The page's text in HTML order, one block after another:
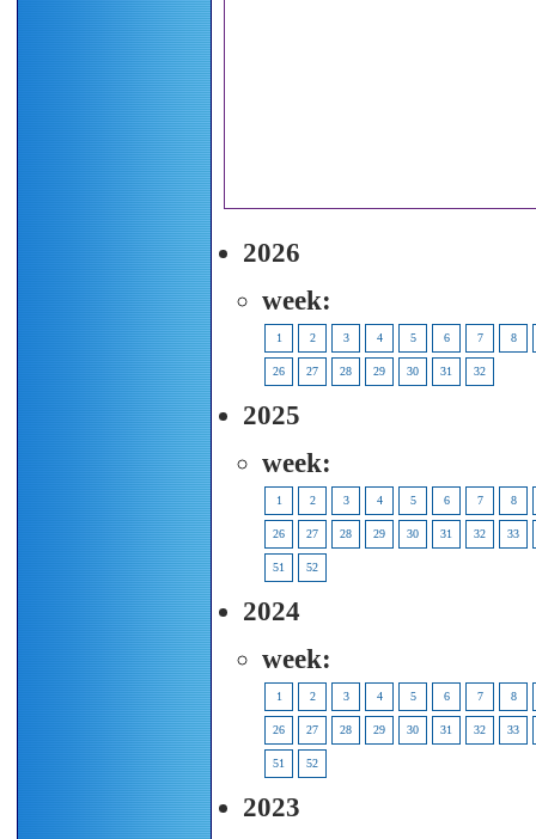
2026
week:
1 2 3 4 5 6 7 8
26 27 28 29 30 31 32
2025
week:
1 2 3 4 5 6 7 8
26 27 28 29 30 31 32 33
51 52
2024
week:
1 2 3 4 5 6 7 8
26 27 28 29 30 31 32 33
51 52
2023